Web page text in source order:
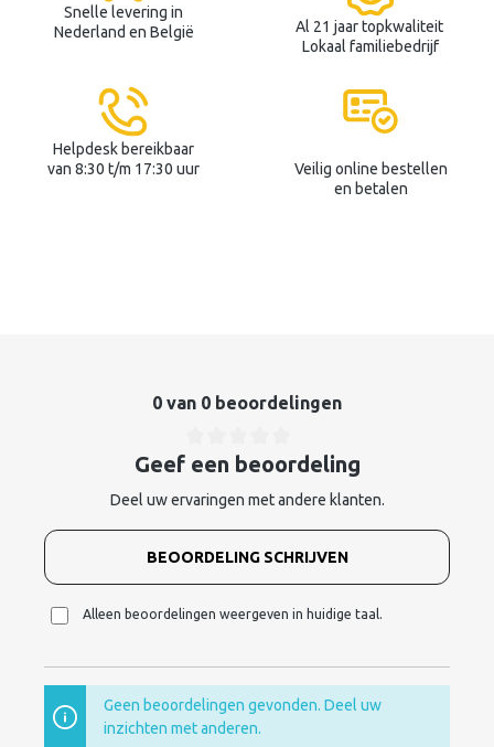
Snelle levering in
Nederland en België
Al 21 jaar topkwaliteit
Lokaal familiebedrijf
Helpdesk bereikbaar
van 8:30 t/m 17:30 uur
Veilig online bestellen
en betalen
0 van 0 beoordelingen
Geef een beoordeling
Deel uw ervaringen met andere klanten.
BEOORDELING SCHRIJVEN
Alleen beoordelingen weergeven in huidige taal.
Geen beoordelingen gevonden. Deel uw
inzichten met anderen.